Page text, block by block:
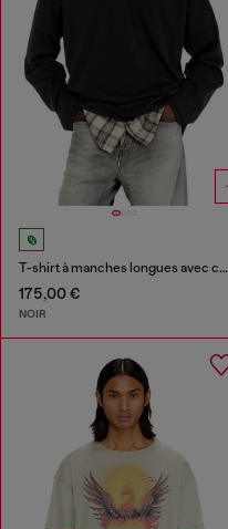
T-shirt à manches longues avec capuche en flanelle
175,00 €
NOIR